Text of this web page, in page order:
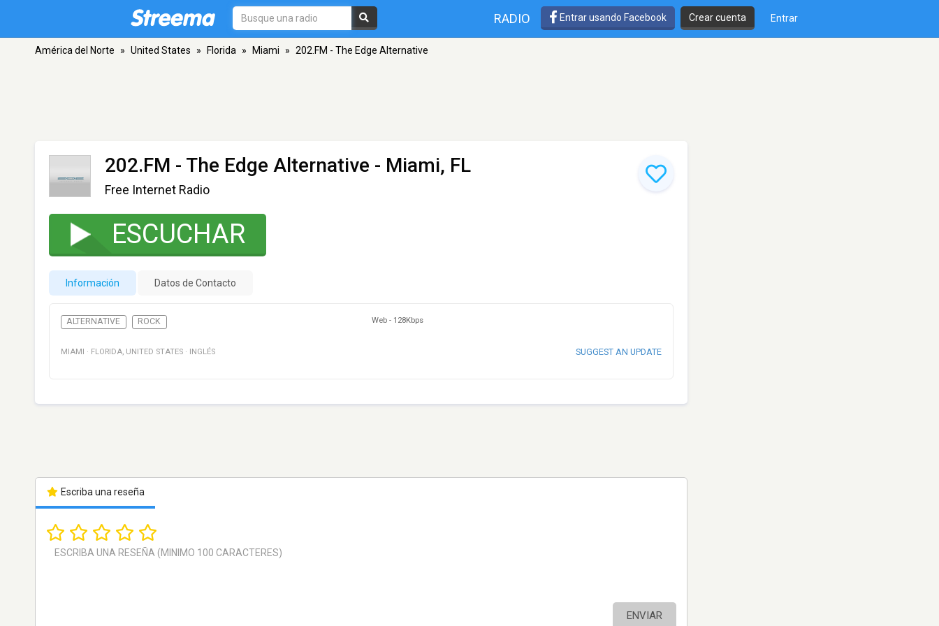
RADIO Entrar usando Facebook Crear cuenta Entrar
América del Norte » United States » Florida » Miami » 202.FM - The Edge Alternative
202.FM - The Edge Alternative - Miami, FL
Free Internet Radio
ESCUCHAR
Información Datos de Contacto
ALTERNATIVE ROCK Web - 128Kbps
MIAMI · FLORIDA, UNITED STATES · INGLÉS SUGGEST AN UPDATE
Escriba una reseña
ENVIAR